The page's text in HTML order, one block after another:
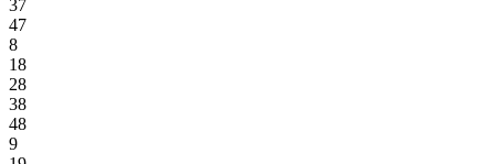
37
47
8
18
28
38
48
9